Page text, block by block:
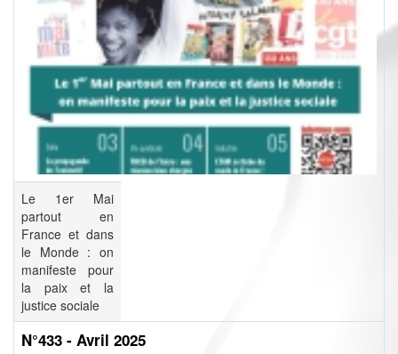
Le 1er Mai
partout en
France et dans
le Monde : on
manifeste pour
la paix et la
justice sociale
N°433 - Avril 2025